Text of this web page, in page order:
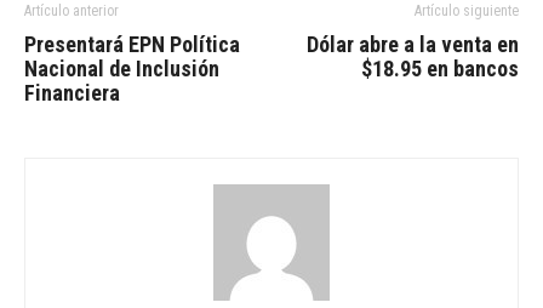
Artículo anterior
Presentará EPN Política
Nacional de Inclusión
Financiera
Artículo siguiente
Dólar abre a la venta en
$18.95 en bancos